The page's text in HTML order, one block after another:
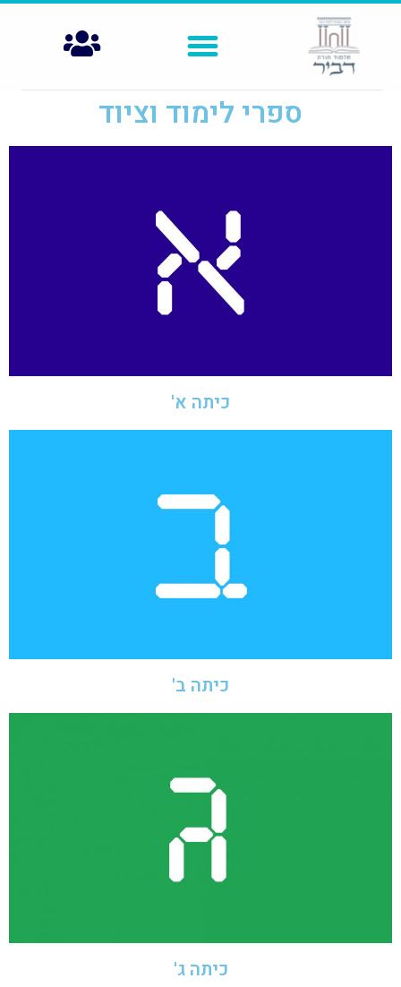
ספרי לימוד וציוד
כיתה א'
כיתה ב'
כיתה ג'